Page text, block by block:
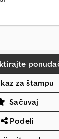
za štampu
Sačuvaj
Podeli